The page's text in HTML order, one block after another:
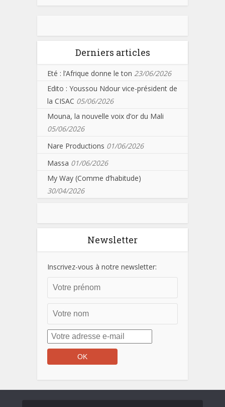
Derniers articles
Eté : l’Afrique donne le ton 23/06/2026
Edito : Youssou Ndour vice-président de
la CISAC 05/06/2026
Mouna, la nouvelle voix d’or du Mali
05/06/2026
Nare Productions 01/06/2026
Massa 01/06/2026
My Way (Comme d’habitude)
30/04/2026
Newsletter
Inscrivez-vous à notre newsletter: